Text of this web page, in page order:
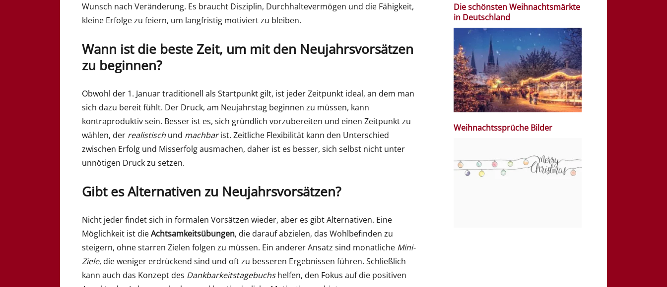
Wunsch nach Veränderung. Es braucht Disziplin, Durchhaltevermögen und die Fähigkeit,
kleine Erfolge zu feiern, um langfristig motiviert zu bleiben.
Wann ist die beste Zeit, um mit den Neujahrsvorsätzen
zu beginnen?
Obwohl der 1. Januar traditionell als Startpunkt gilt, ist jeder Zeitpunkt ideal, an dem man
sich dazu bereit fühlt. Der Druck, am Neujahrstag beginnen zu müssen, kann
kontraproduktiv sein. Besser ist es, sich gründlich vorzubereiten und einen Zeitpunkt zu
wählen, der realistisch und machbarist. Zeitliche Flexibilität kann den Unterschied
zwischen Erfolg und Misserfolg ausmachen, daher ist es besser, sich selbst nicht unter
unnötigen Druck zu setzen.
Gibt es Alternativen zu Neujahrsvorsätzen?
Nicht jeder findet sich in formalen Vorsätzen wieder, aber es gibt Alternativen. Eine
Möglichkeit ist dieAchtsamkeitsübungen, die darauf abzielen, das Wohlbefinden zu
steigern, ohne starren Zielen folgen zu müssen. Ein anderer Ansatz sind monatliche Mini-
Ziele, die weniger erdrückend sind und oft zu besseren Ergebnissen führen. Schließlich
kann auch das Konzept des Dankbarkeitstagebuchshelfen, den Fokus auf die positiven
Die schönsten Weihnachtsmärkte
in Deutschland
Weihnachtssprüche Bilder